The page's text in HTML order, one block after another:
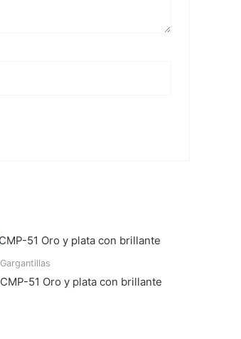
Gargantillas
CMP-51 Oro y plata con brillante